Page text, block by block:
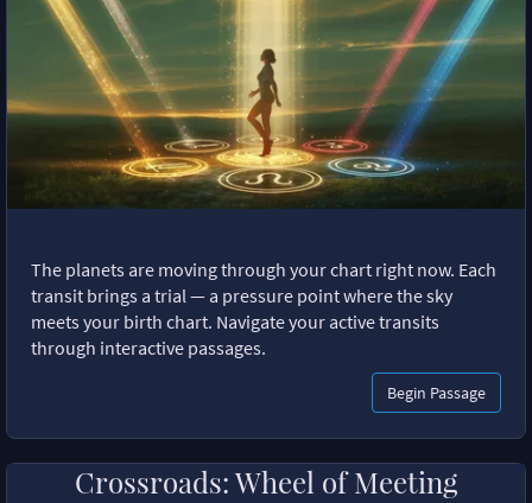
The planets are moving through your chart right now. Each
transit brings a trial — a pressure point where the sky
meets your birth chart. Navigate your active transits
through interactive passages.
Begin Passage
Crossroads: Wheel of Meeting